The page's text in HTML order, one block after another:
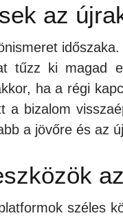
az
tűzz ki magad
ha a régi
a bizalom
a jövőre és az
széles